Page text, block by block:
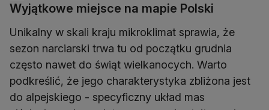
Wyjątkowe miejsce na mapie Polski
Unikalny w skali kraju mikroklimat sprawia, że
sezon narciarski trwa tu od początku grudnia
często nawet do świąt wielkanocych. Warto
podkreślić, że jego charakterystyka zbliżona jest
do alpejskiego - specyficzny układ mas